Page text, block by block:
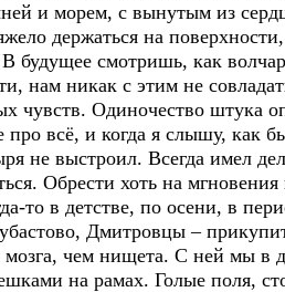
и морем, с вынутым из
держаться на
будущее смотришь, как
нам никак с этим не
чувств. Одиночество штука
всё, и когда я слышу, как
не выстроил. Всегда имел
Обрести хоть на
то в детстве, по осени, в
Дмитровцы –
мозга, чем нищета. С ней мы
на рамах. Голые поля,